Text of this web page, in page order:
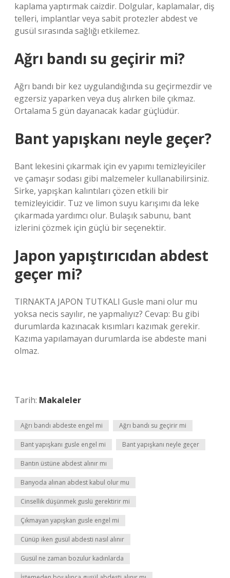
kaplama yaptırmak caizdir. Dolgular, kaplamalar, diş
telleri, implantlar veya sabit protezler abdest ve
gusül sırasında sağlığı etkilemez.
Ağrı bandı su geçirir mi?
Ağrı bandı bir kez uygulandığında su geçirmezdir ve
egzersiz yaparken veya duş alırken bile çıkmaz.
Ortalama 5 gün dayanacak kadar güçlüdür.
Bant yapışkanı neyle geçer?
Bant lekesini çıkarmak için ev yapımı temizleyiciler
ve çamaşır sodası gibi malzemeler kullanabilirsiniz.
Sirke, yapışkan kalıntıları çözen etkili bir
temizleyicidir. Tuz ve limon suyu karışımı da leke
çıkarmada yardımcı olur. Bulaşık sabunu, bant
izlerini çözmek için güçlü bir seçenektir.
Japon yapıştırıcıdan abdest
geçer mi?
TIRNAKTA JAPON TUTKALI Gusle mani olur mu
yoksa necis sayılır, ne yapmalıyız? Cevap: Bu gibi
durumlarda kazınacak kısımları kazımak gerekir.
Kazıma yapılamayan durumlarda ise abdeste mani
olmaz.
Tarih: Makaleler
Ağrı bandı abdeste engel mi Ağrı bandı su geçirir mi
Bant yapışkanı gusle engel mi Bant yapışkanı neyle geçer
Bantın üstüne abdest alınır mı
Banyoda alınan abdest kabul olur mu
Cinsellik düşünmek guslü gerektirir mi
Çıkmayan yapışkan gusle engel mi
Cünüp iken gusül abdesti nasıl alınır
Gusül ne zaman bozulur kadınlarda